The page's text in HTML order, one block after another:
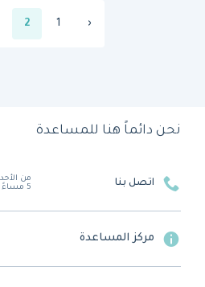
‹
1
2
نحن دائماً هنا للمساعدة
اتصل بنا
5 مساءً
مركز المساعدة